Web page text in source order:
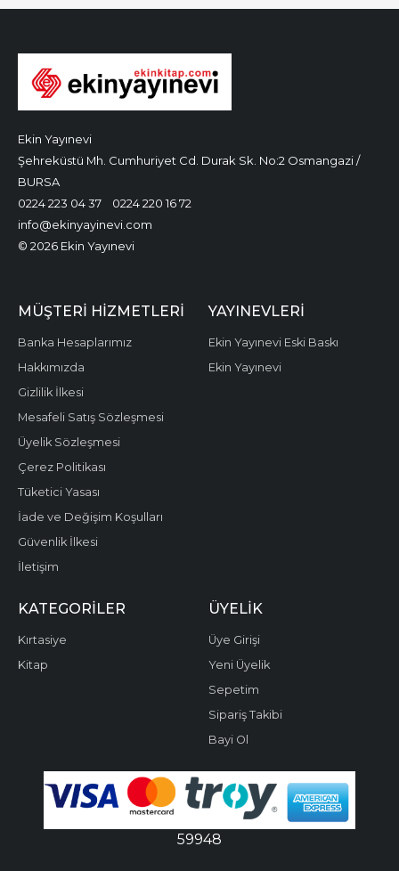
Ekin Yayınevi
Şehreküstü Mh. Cumhuriyet Cd. Durak Sk. No:2 Osmangazi /
BURSA
0224 223 04 37
0224 220 16 72
info@ekinyayinevi.com
© 2026 Ekin Yayınevi
MÜŞTERI HIZMETLERI
Banka Hesaplarımız
Hakkımızda
Gizlilik İlkesi
Mesafeli Satış Sözleşmesi
Üyelik Sözleşmesi
Çerez Politikası
Tüketici Yasası
İade ve Değişim Koşulları
Güvenlik İlkesi
İletişim
YAYINEVLERI
Ekin Yayınevi Eski Baskı
Ekin Yayınevi
KATEGORILER
Kırtasiye
Kitap
ÜYELIK
Üye Girişi
Yeni Üyelik
Sepetim
Sipariş Takibi
Bayi Ol
59948